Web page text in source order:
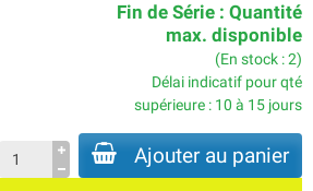
Fin de Série : Quantité
max. disponible
(En stock : 2)
Délai indicatif pour qté
supérieure : 10 à 15 jours
Ajouter au panier